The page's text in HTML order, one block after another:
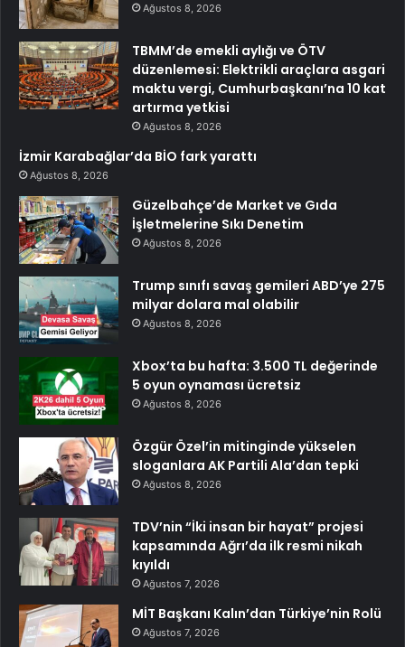
Ağustos 8, 2026
TBMM’de emekli aylığı ve ÖTV
düzenlemesi: Elektrikli araçlara asgari
maktu vergi, Cumhurbaşkanı’na 10 kat
artırma yetkisi
Ağustos 8, 2026
İzmir Karabağlar’da BİO fark yarattı
Ağustos 8, 2026
Güzelbahçe’de Market ve Gıda
İşletmelerine Sıkı Denetim
Ağustos 8, 2026
Trump sınıfı savaş gemileri ABD’ye 275
milyar dolara mal olabilir
Ağustos 8, 2026
Xbox’ta bu hafta: 3.500 TL değerinde
5 oyun oynaması ücretsiz
Ağustos 8, 2026
Özgür Özel’in mitinginde yükselen
sloganlara AK Partili Ala’dan tepki
Ağustos 8, 2026
TDV’nin “İki insan bir hayat” projesi
kapsamında Ağrı’da ilk resmi nikah
kıyıldı
Ağustos 7, 2026
MİT Başkanı Kalın’dan Türkiye’nin Rolü
Ağustos 7, 2026